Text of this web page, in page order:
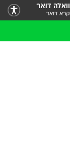
וואלה דואר
קרא דואר